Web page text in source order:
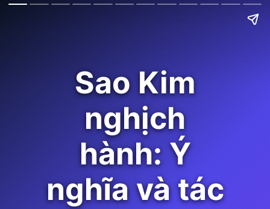
Sao Kim
nghịch
hành: Ý
nghĩa và tác